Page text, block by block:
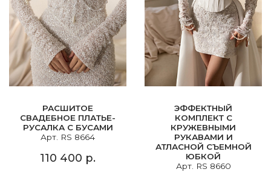
РАСШИТОЕ
СВАДЕБНОЕ ПЛАТЬЕ-
РУСАЛКА С БУСАМИ
Арт. RS 8664
110 400 р.
ЭФФЕКТНЫЙ
КОМПЛЕКТ С
КРУЖЕВНЫМИ
РУКАВАМИ И
АТЛАСНОЙ СЪЕМНОЙ
ЮБКОЙ
Арт. RS 8660